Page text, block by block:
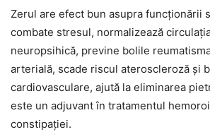
Zerul are efect bun asupra funcționării
combate stresul, normalizează
neuropsihică, previne bolile
arterială, scade riscul ateroscleroză și
cardiovasculare, ajută la eliminarea
este un adjuvant în tratamentul
constipației.